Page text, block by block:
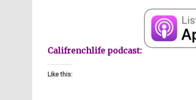
Califrenchlife podcast:
Like this: